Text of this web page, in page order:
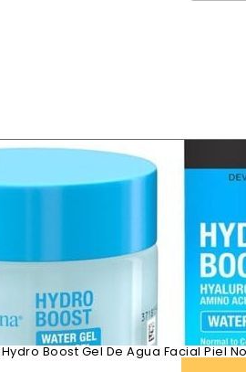
Hydro Boost Gel De Agua Facial Piel